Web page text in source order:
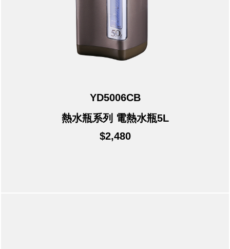
YD5006CB
熱水瓶系列 電熱水瓶5L
$2,480